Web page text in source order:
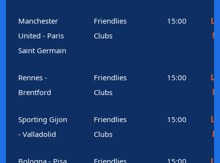
Manchester
United - Paris
Saint Germain
Friendlies
Clubs
15:00
Rennes -
Brentford
Friendlies
Clubs
15:00
Sporting Gijon
- Valladolid
Friendlies
Clubs
15:00